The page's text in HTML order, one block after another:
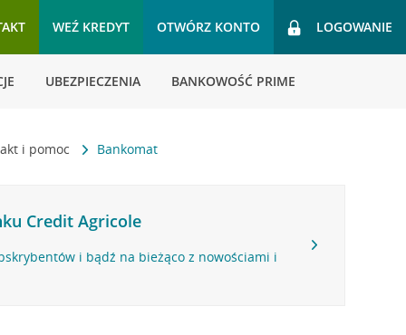
WEŹ KREDYT OTWÓRZ KONTO LOGOWANIE
UBEZPIECZENIA BANKOWOŚĆ PRIME
i pomoc Bankomat
Credit Agricole
i bądź na bieżąco z nowościami i